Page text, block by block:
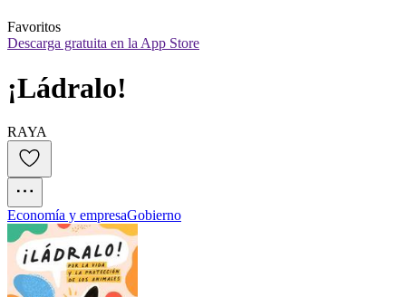
Favoritos
Descarga gratuita en la App Store
¡Ládralo!
RAYA
Economía y empresaGobierno